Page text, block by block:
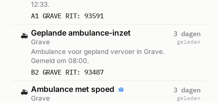
12:33.
A1 GRAVE RIT: 93591
🚑 Geplande ambulance-inzet
Grave
Ambulance voor gepland vervoer in Grave.
Gemeld om 08:00.
B2 GRAVE RIT: 93487
3 dagen
geleden
🚑 Ambulance met spoed
Grave
3 dagen
geleden